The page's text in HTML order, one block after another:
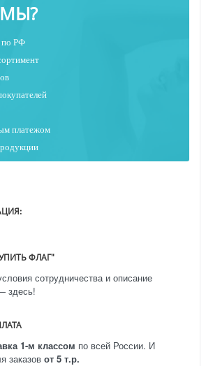
по РФ
платежом
ФЛАГ"
сотрудничества и описание
здесь!
1-м классом по всей России. И
заказов от 5 т.р.